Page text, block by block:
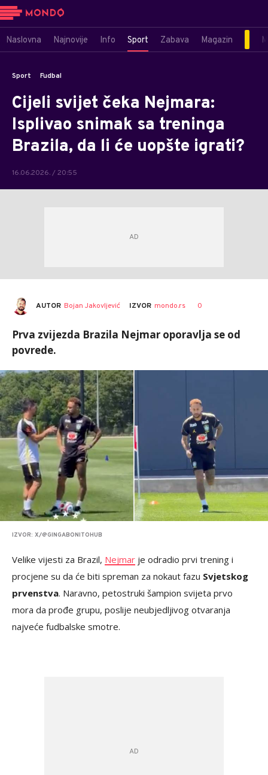
Naslovna Najnovije Info Sport Zabava Magazin
Sport Fudbal
Cijeli svijet čeka Nejmara:
Isplivao snimak sa treninga
Brazila, da li će uopšte igrati?
16.06.2026. / 20:55
AUTOR Bojan Jakovljević IZVOR mondo.rs 0
Prva zvijezda Brazila Nejmar oporavlja se od
povrede.
IZVOR: X/@GINGABONITOHUB
Velike vijesti za Brazil, Nejmar je odradio prvi trening i
procjene su da će biti spreman za nokaut fazu Svjetskog
prvenstva. Naravno, petostruki šampion svijeta prvo
mora da prođe grupu, poslije neubjedljivog otvaranja
najveće fudbalske smotre.